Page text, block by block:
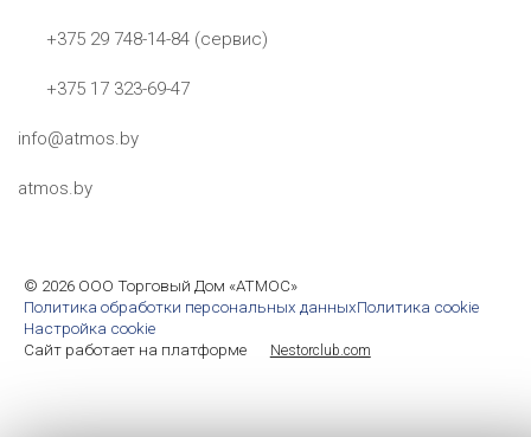
+375 29 748-14-84 (сервис)
+375 17 323-69-47
info@atmos.by
atmos.by
© 2026 ООО Торговый Дом «АТМОС»
Политика обработки персональных данныхПолитика cookie
Настройка cookie
Сайт работает на платформе
Nestorclub.com